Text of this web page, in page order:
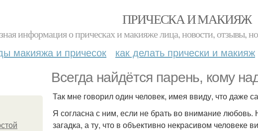
ПРИЧЕСКА И МАКИЯЖ
информация о прическах и макияже лица, новости, отзывы,
макияжа и причесок как делать прически и макияж
Всегда найдётся парень, кому
Так мне говорил один человек, имея ввиду, что даже
Я согласна с ним, если не брать во внимание любовь.
загадка, а ту, что в объективно некрасивом человеке